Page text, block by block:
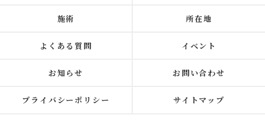
施術 所在地
よくある質問 イベント
お知らせ お問い合わせ
プライバシーポリシー サイトマップ